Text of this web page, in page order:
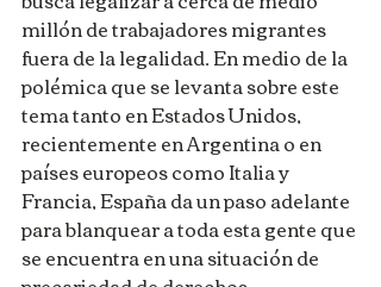
millón de trabajadores migrantes
fuera de la legalidad. En medio de la
polémica que se levanta sobre este
tema tanto en Estados Unidos,
recientemente en Argentina o en
países europeos como Italia y
Francia, España da un paso adelante
para blanquear a toda esta gente que
se encuentra en una situación de